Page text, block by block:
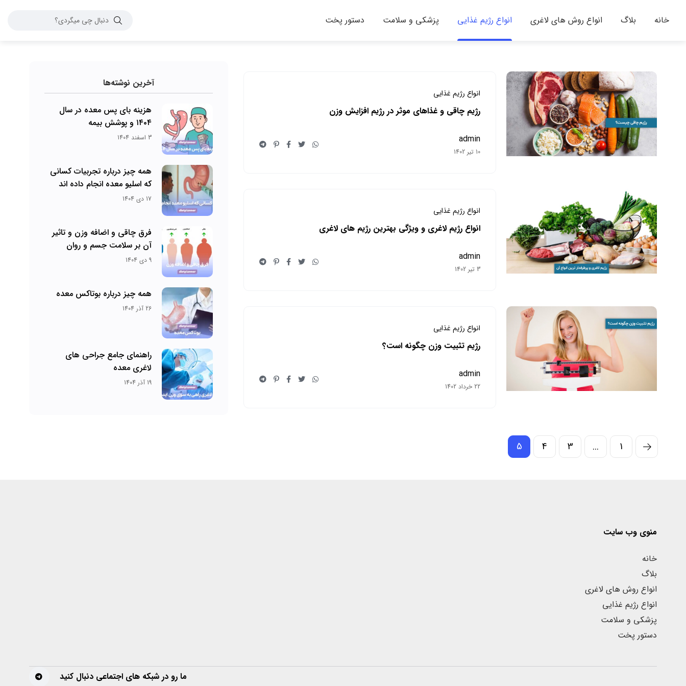
خانه بلاگ انواع روش های لاغری انواع رژیم غذایی پزشکی و سلامت دستور پخت
انواع رژیم غذایی
رژیم چاقی و غذاهای موثر در رژیم افزایش وزن
admin
10 تیر 1402
انواع رژیم غذایی
انواع رژیم لاغری و ویژگی بهترین رژیم های لاغری
admin
3 تیر 1402
انواع رژیم غذایی
رژیم تثبیت وزن چگونه است؟
admin
22 خرداد 1402
1
...
3
4
5
آخرین نوشته‌ها
هزینه بای پس معده در سال
۱۴۰۴ و پوشش بیمه
3 اسفند 1404
همه چیز درباره تجربیات کسانی
که اسلیو معده انجام داده اند
17 دی 1404
فرق چاقی و اضافه وزن و تاثیر
آن بر سلامت جسم و روان
9 دی 1404
همه چیز درباره بوتاکس معده
26 آذر 1404
راهنمای جامع جراحی های
لاغری معده
19 آذر 1404
منوی وب سایت
خانه
بلاگ
انواع روش های لاغری
انواع رژیم غذایی
پزشکی و سلامت
دستور پخت
ما رو در شبکه های اجتماعی دنبال کنید